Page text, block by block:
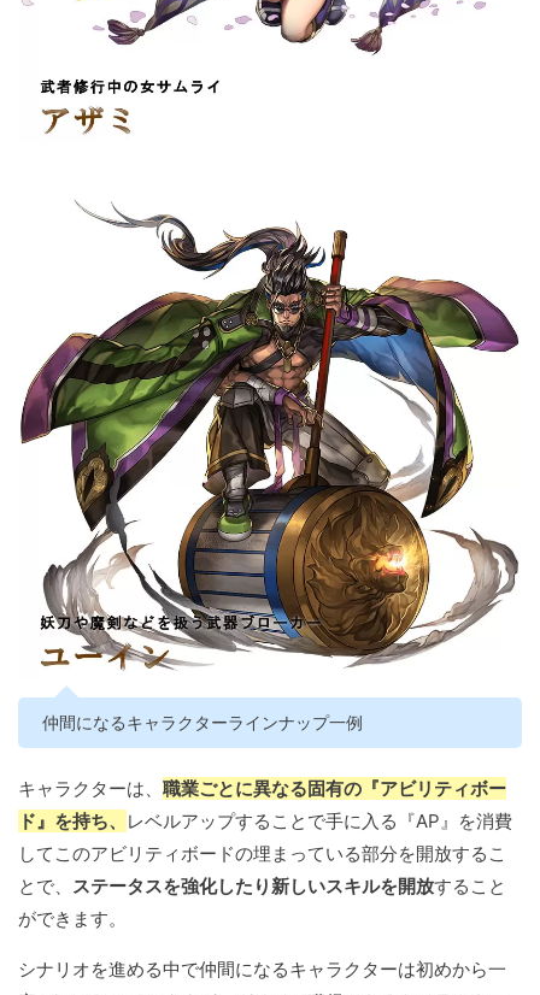
仲間になるキャラクターラインナップ一例
キャラクターは、 職業ごとに異なる固有の『アビリティボー
ド』を持ち、
レベルアップすることで手に入る『AP』を消費
してこのアビリティボードの埋まっている部分を開放するこ
とで、 ステータスを強化したり新しいスキルを開放すること
ができます。
シナリオを進める中で仲間になるキャラクターは初めから一